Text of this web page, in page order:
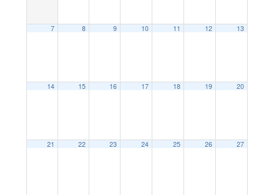
7 8 9 10 11 12 13
14 15 16 17 18 19 20
21 22 23 24 25 26 27